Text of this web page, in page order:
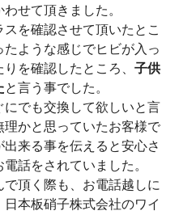
せて頂きました。
を確認させて頂いたとこ
ような感じでヒビが入っ
を確認したところ、 子供
と言う事でした。
でも交換して欲しいと言
理かと思っていたお客様で
来る事を伝えると安心さ
話をされていました。
頂く際も、お電話越しに
本板硝子株式会社のワイ